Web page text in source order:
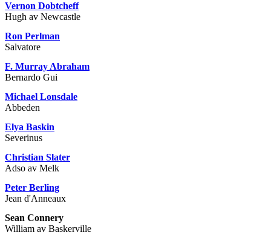
Vernon Dobtcheff
Hugh av Newcastle
Ron Perlman
Salvatore
F. Murray Abraham
Bernardo Gui
Michael Lonsdale
Abbeden
Elya Baskin
Severinus
Christian Slater
Adso av Melk
Peter Berling
Jean d'Anneaux
Sean Connery
William av Baskerville